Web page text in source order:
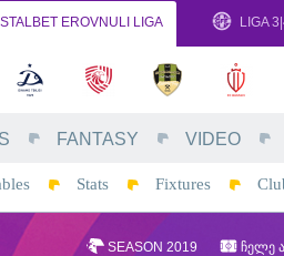
EROVNULI LIGA LIGA
FANTASY VIDEO
Stats Fixtures
SEASON 2019 ᲩᲔᲚᲔ